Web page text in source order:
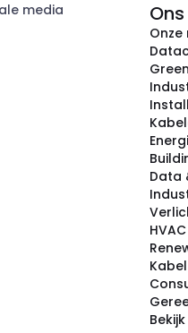
media
Onze
Data
HVAC
Kabel